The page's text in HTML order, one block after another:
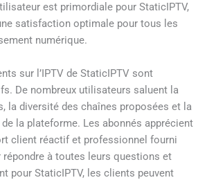
est primordiale pour StaticIPTV,
satisfaction optimale pour tous les
numérique.
sur l’IPTV de StaticIPTV sont
De nombreux utilisateurs saluent la
la diversité des chaînes proposées et la
la plateforme. Les abonnés apprécient
client réactif et professionnel fourni
répondre à toutes leurs questions et
pour StaticIPTV, les clients peuvent